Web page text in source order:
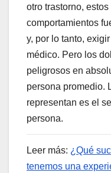
otro trastorno,
comportamientos
y, por lo tanto,
médico. Pero los
peligrosos en
persona promedio.
representan es el
persona.
Leer más: ¿Qué
tenemos una